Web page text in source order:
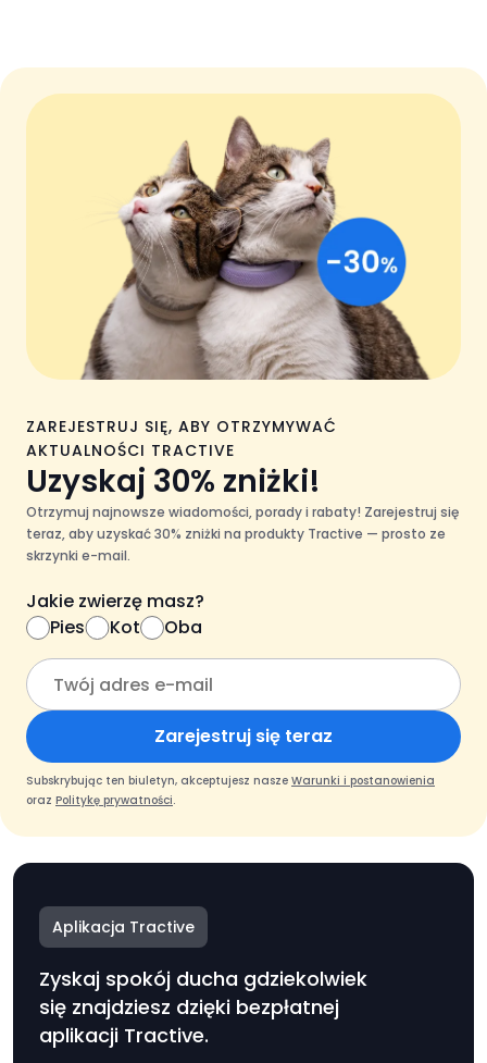
ZAREJESTRUJ SIĘ, ABY OTRZYMYWAĆ
AKTUALNOŚCI TRACTIVE
Uzyskaj 30% zniżki!
Otrzymuj najnowsze wiadomości, porady i rabaty! Zarejestruj się
teraz, aby uzyskać 30% zniżki na produkty Tractive — prosto ze
skrzynki e-mail.
Jakie zwierzę masz?
Pies
Kot Oba
Zarejestruj się teraz
Subskrybując ten biuletyn, akceptujesz nasze Warunki i postanowienia
oraz Politykę prywatności.
Aplikacja Tractive
Zyskaj spokój ducha gdziekolwiek
się znajdziesz dzięki bezpłatnej
aplikacji Tractive.